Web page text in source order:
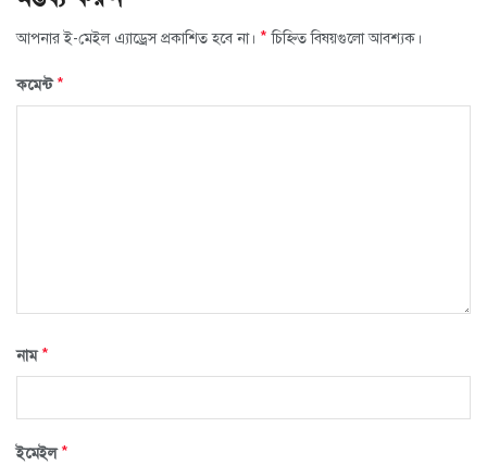
আপনার ই-মেইল এ্যাড্রেস প্রকাশিত হবে না। * চিহ্নিত বিষয়গুলো আবশ্যক।
কমেন্ট*
নাম*
ইমেইল*